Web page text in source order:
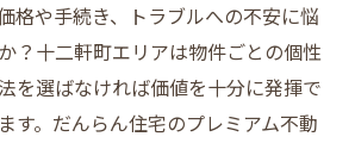
格や手続き、トラブルへの不安に悩
？十二軒町エリアは物件ごとの個性
を選ばなければ価値を十分に発揮で
す。だんらん住宅のプレミアム不動